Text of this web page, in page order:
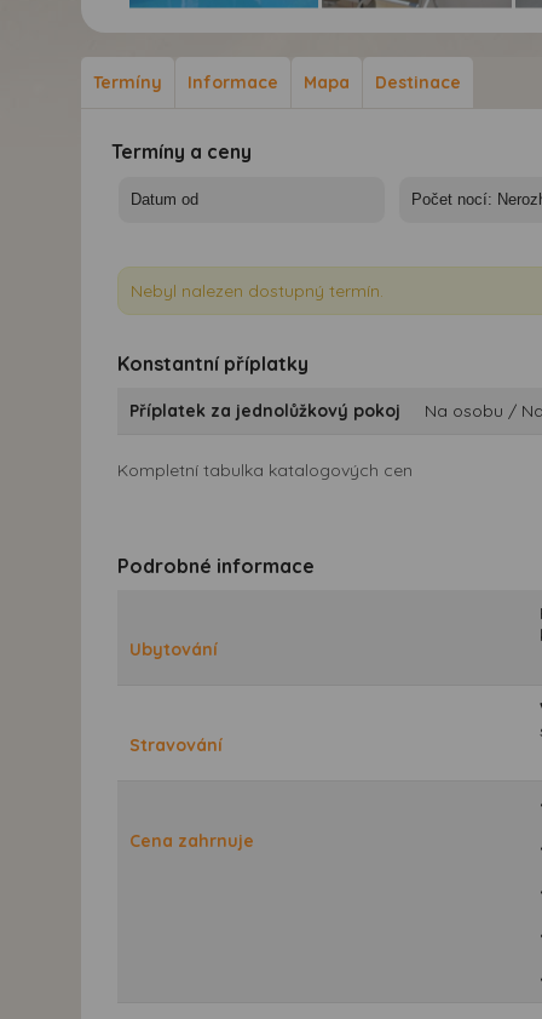
Termíny
Informace Mapa Destinace
Termíny a ceny
Nebyl nalezen dostupný termín.
Konstantní příplatky
Příplatek za jednolůžkový pokoj Na osobu /
Kompletní tabulka katalogových cen
Podrobné informace
Ubytování
Stravování
Cena zahrnuje